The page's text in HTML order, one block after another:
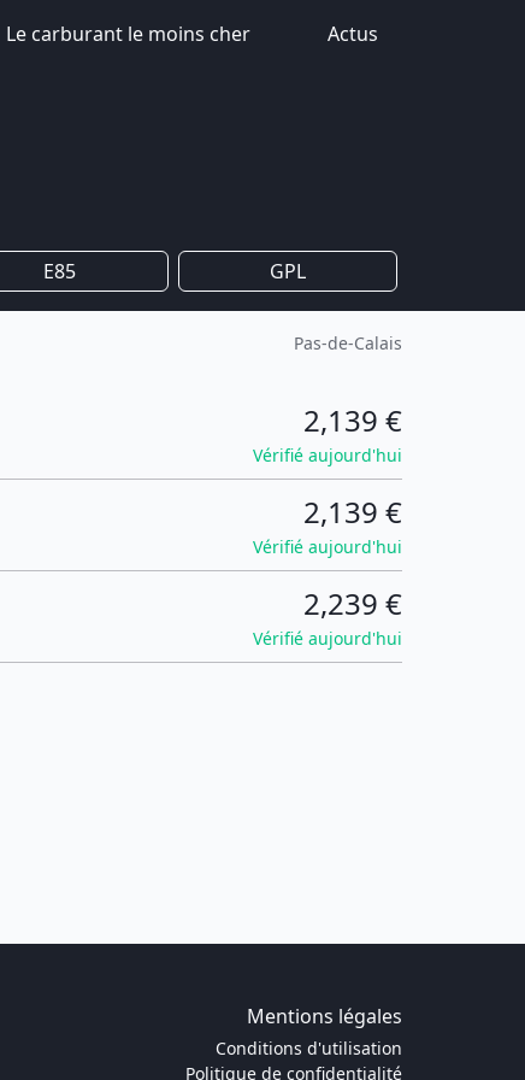
Le carburant le moins cher Actus
E85 GPL
Pas-de-Calais
2,139 €
Vérifié aujourd'hui
2,139 €
Vérifié aujourd'hui
2,239 €
Vérifié aujourd'hui
Mentions légales
Conditions d'utilisation
Politique de confidentialité